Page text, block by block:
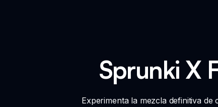
Sprunki X
Experimenta la mezcla definitiva